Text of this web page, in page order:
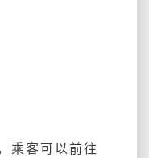
乘客可以前往